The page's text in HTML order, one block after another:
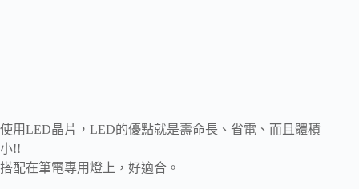
使用LED晶片，LED的優點就是壽命長、省電、而且體積
小!!
搭配在筆電專用燈上，好適合。